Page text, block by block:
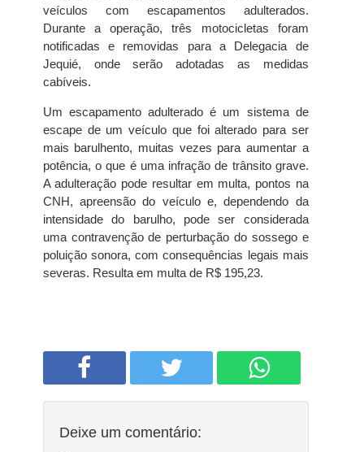
veículos com escapamentos adulterados.
Durante a operação, três motocicletas foram
notificadas e removidas para a Delegacia de
Jequié, onde serão adotadas as medidas
cabíveis.
Um escapamento adulterado é um sistema de
escape de um veículo que foi alterado para ser
mais barulhento, muitas vezes para aumentar a
potência, o que é uma infração de trânsito grave.
A adulteração pode resultar em multa, pontos na
CNH, apreensão do veículo e, dependendo da
intensidade do barulho, pode ser considerada
uma contravenção de perturbação do sossego e
poluição sonora, com consequências legais mais
severas. Resulta em multa de R$ 195,23.
Deixe um comentário: